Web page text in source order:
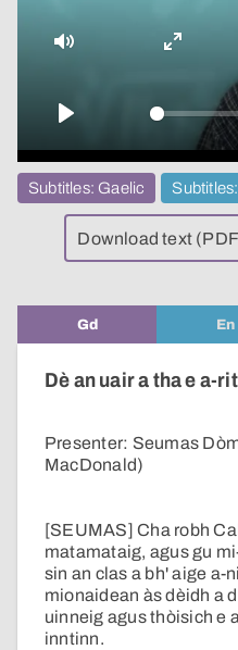
Play
Mute
Subtitles: Gaelic
Download text
Gd En
Dè an uair a tha e a-
Presenter: Seumas
MacDonald)
[SEUMAS] Cha robh
matamataig, agus gu
sin an clas a bh' aige a-
mionaidean às dèidh a
uinneig agus thòisich e
inntinn.